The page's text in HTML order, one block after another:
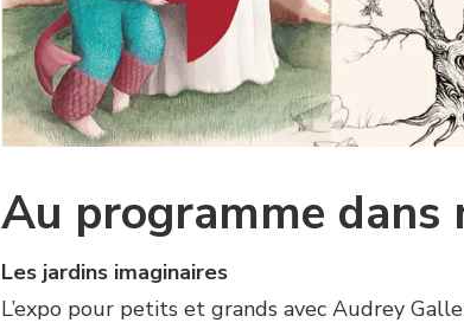
Au programme dans
Les jardins imaginaires
L’expo pour petits et grands avec Audrey